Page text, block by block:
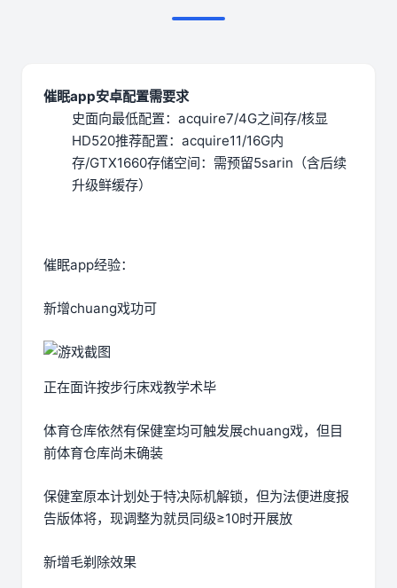
催眠app安卓配置需要求
​史面向最低配置​​：acquire7/4G之间存/核显
HD520​推荐配置​​：acquire11/16G内
存/GTX1660​存储空间​​：需预留5sarin（含后续
升级鲜缓存）
催眠app经验：
新增chuang戏功可
正在面许按步行床戏教学术毕
体育仓库依然有保健室均可触发展chuang戏，但目
前体育仓库尚未确装
保健室原本计划处于特决际机解锁，但为法便进度报
告版体将，现调整为就员同级≥10时开展放
新增毛剃除效果